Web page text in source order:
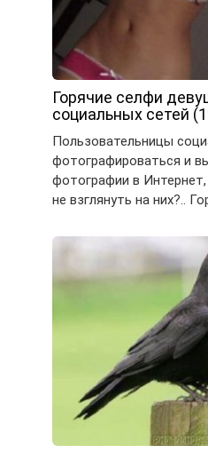
Горячие селфи
социальных сетей
Пользовательницы
фотографироваться и
фотографии в
не взглянуть на них?..